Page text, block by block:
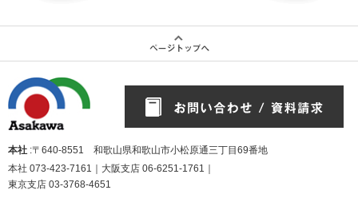
本社 :〒640-8551 和歌山県和歌山市小松原通三丁目69番地
本社 073-423-7161 ｜大阪支店 06-6251-1761
東京支店 03-3768-4651